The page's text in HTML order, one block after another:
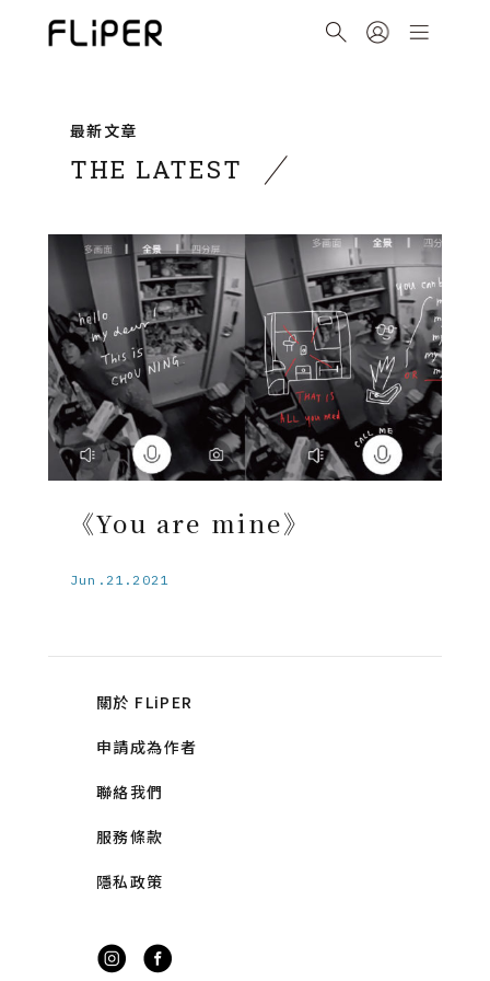
最新文章
THE LATEST
《You are mine》
Jun.21.2021
關於 FLiPER
申請成為作者
聯絡我們
服務條款
隱私政策